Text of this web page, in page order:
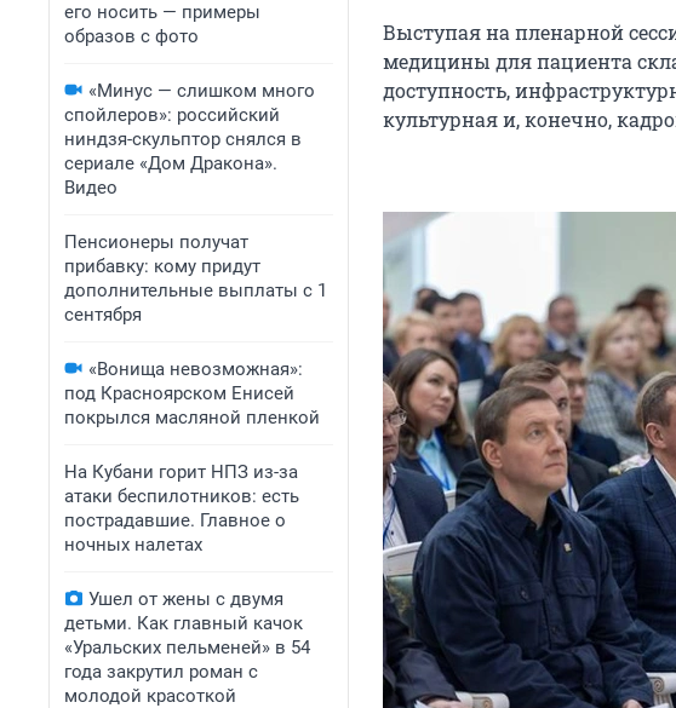
его носить — примеры
образов с фото
«Минус — слишком много
спойлеров»: российский
ниндзя-скульптор снялся в
сериале «Дом Дракона».
Видео
Пенсионеры получат
прибавку: кому придут
дополнительные выплаты с 1
сентября
«Вонища невозможная»:
под Красноярском Енисей
покрылся масляной пленкой
На Кубани горит НПЗ из-за
атаки беспилотников: есть
пострадавшие. Главное о
ночных налетах
Ушел от жены с двумя
детьми. Как главный качок
«Уральских пельменей» в 54
года закрутил роман с
молодой красоткой
Выступая на пленарной
медицины для пациента
доступность,
культурная и, конечно,